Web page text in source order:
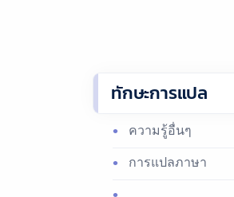
ทักษะการแปล
ความรู้อื่นๆ
การแปลภาษา